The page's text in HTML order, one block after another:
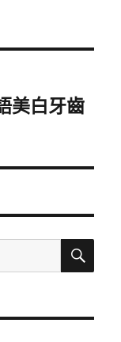
美白牙齒
搜